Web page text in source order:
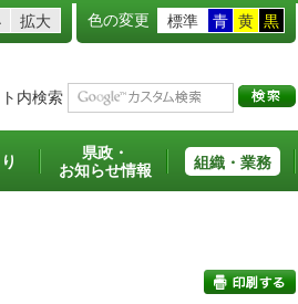
拡大 色の変更 標準 青 黄 黒
内検索
県政・
お知らせ情報
組織・業務